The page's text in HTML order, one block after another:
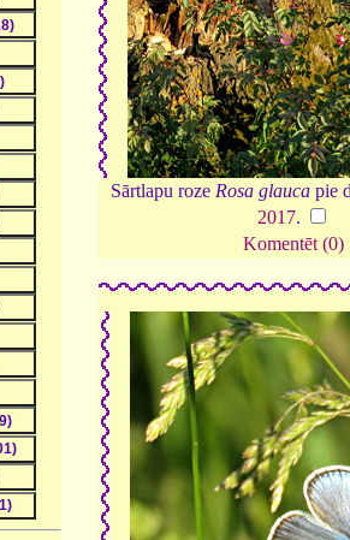
Sārtlapu roze Rosa glauca pie
2017.
Komentēt (0)